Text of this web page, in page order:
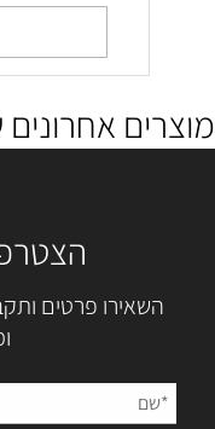
מוצרים
השאירו פרטים